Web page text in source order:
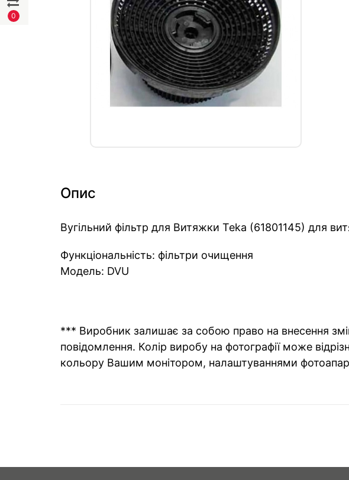
0
Опис
Вугільний фільтр для Витяжки Teka (61801145) для
Функціональність: фільтри очищення
Модель: DVU
*** Виробник залишає за собою право на внесення
повідомлення. Колір виробу на фотографії може
кольору Вашим монітором, налаштуваннями